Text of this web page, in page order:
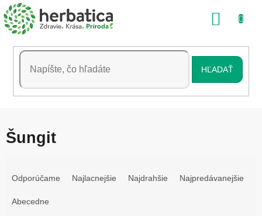
Prejsť
na
obsah
HĽADAŤ
Šungit
Odporúčame Najlacnejšie Najdrahšie Najpredávanejšie
Abecedne